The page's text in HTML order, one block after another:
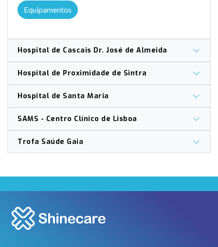
Equipamentos
Hospital de Cascais Dr. José de Almeida
Hospital de Proximidade de Sintra
Hospital de Santa Maria
SAMS - Centro Clínico de Lisboa
Trofa Saúde Gaia